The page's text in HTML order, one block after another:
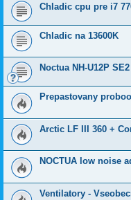
Chladic cpu pre i7
Chladic na 13600K
Noctua NH-U12P
Prepastovany
Arctic LF III 360 +
NOCTUA low noise
Ventilatory -